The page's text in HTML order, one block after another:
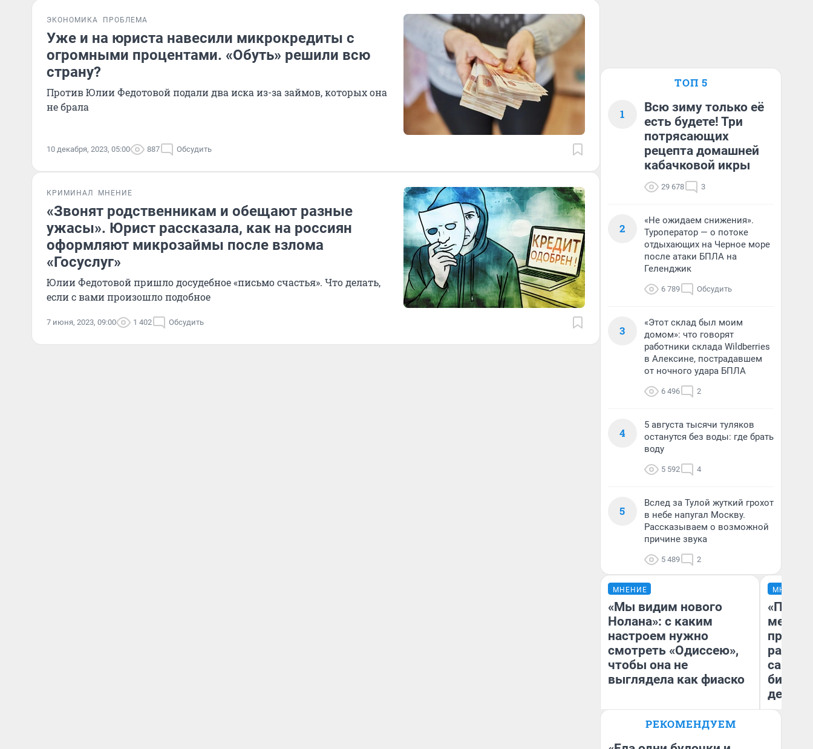
ЭКОНОМИКА ПРОБЛЕМА
Уже и на юриста навесили микрокредиты с
огромными процентами. «Обуть» решили всю
страну?
Против Юлии Федотовой подали два иска из-за займов, которых она
не брала
10 декабря, 2023, 05:00 887 Обсудить
КРИМИНАЛ МНЕНИЕ
«Звонят родственникам и обещают разные
ужасы». Юрист рассказала, как на россиян
оформляют микрозаймы после взлома
«Госуслуг»
Юлии Федотовой пришло досудебное «письмо счастья». Что делать,
если с вами произошло подобное
7 июня, 2023, 09:00 1 402 Обсудить
ТОП 5
1
Всю зиму только её
есть будете! Три
потрясающих
рецепта домашней
кабачковой икры
29 678 3
2
«Не ожидаем снижения».
Туроператор — о потоке
отдыхающих на Черное море
после атаки БПЛА на
Геленджик
6 789 Обсудить
3
«Этот склад был моим
домом»: что говорят
работники склада Wildberries
в Алексине, пострадавшем
от ночного удара БПЛА
6 496 2
4
5 августа тысячи туляков
останутся без воды: где брать
воду
5 592 4
5
Вслед за Тулой жуткий грохот
в небе напугал Москву.
Рассказываем о возможной
причине звука
5 489 2
МНЕНИЕ
«Мы видим нового
Нолана»: с каким
настроем нужно
смотреть «Одиссею»,
чтобы она не
выглядела как фиаско
Надежда Губарь
МНЕНИЕ
самом
РЕКОМЕНДУЕМ